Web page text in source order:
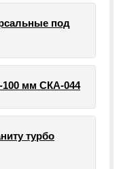
под
100 мм СКА-044
турбо